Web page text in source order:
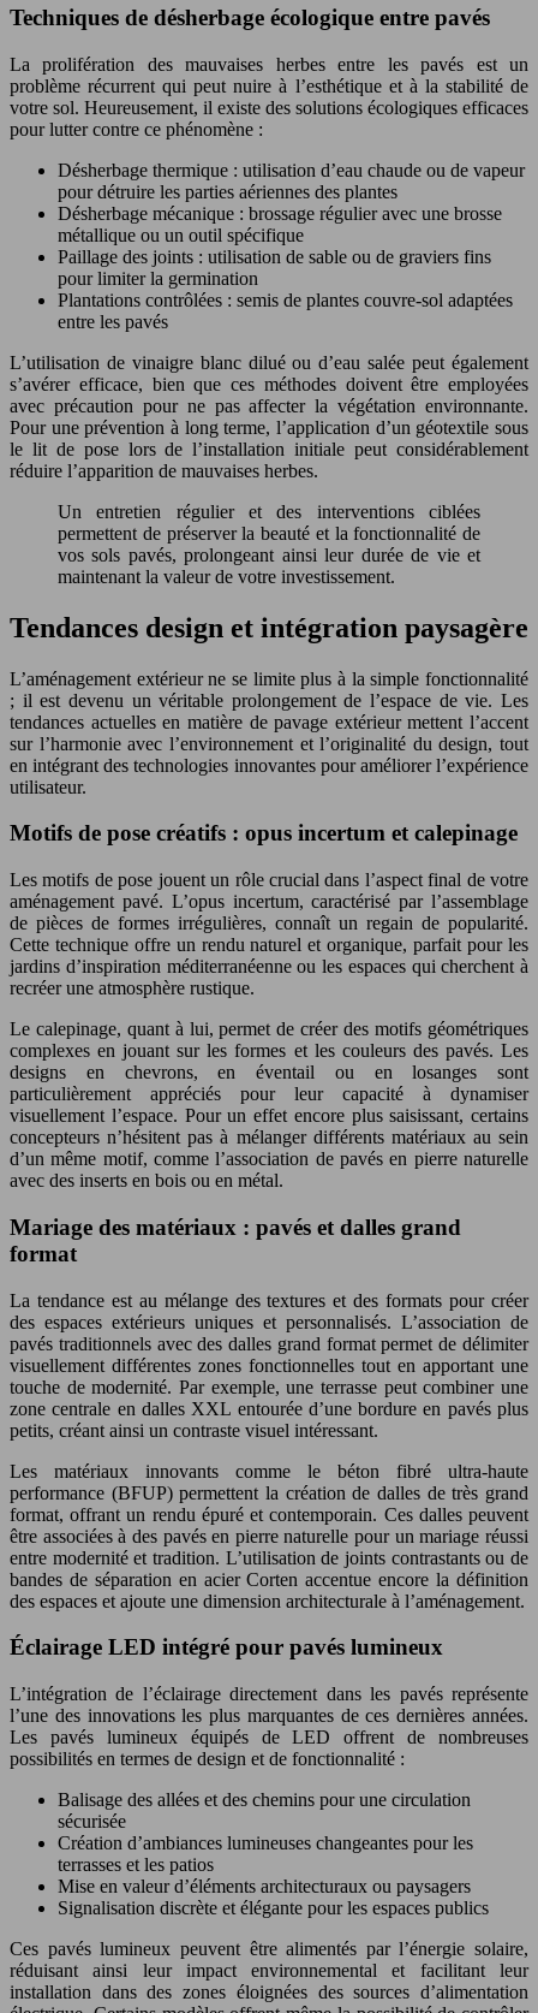
Techniques de désherbage écologique entre pavés
La prolifération des mauvaises herbes entre les pavés est un
problème récurrent qui peut nuire à l’esthétique et à la stabilité de
votre sol. Heureusement, il existe des solutions écologiques efficaces
pour lutter contre ce phénomène :
Désherbage thermique : utilisation d’eau chaude ou de vapeur
pour détruire les parties aériennes des plantes
Désherbage mécanique : brossage régulier avec une brosse
métallique ou un outil spécifique
Paillage des joints : utilisation de sable ou de graviers fins
pour limiter la germination
Plantations contrôlées : semis de plantes couvre-sol adaptées
entre les pavés
L’utilisation de vinaigre blanc dilué ou d’eau salée peut également
s’avérer efficace, bien que ces méthodes doivent être employées
avec précaution pour ne pas affecter la végétation environnante.
Pour une prévention à long terme, l’application d’un géotextile sous
le lit de pose lors de l’installation initiale peut considérablement
réduire l’apparition de mauvaises herbes.
Un entretien régulier et des interventions ciblées
permettent de préserver la beauté et la fonctionnalité de
vos sols pavés, prolongeant ainsi leur durée de vie et
maintenant la valeur de votre investissement.
Tendances design et intégration paysagère
L’aménagement extérieur ne se limite plus à la simple fonctionnalité
; il est devenu un véritable prolongement de l’espace de vie. Les
tendances actuelles en matière de pavage extérieur mettent l’accent
sur l’harmonie avec l’environnement et l’originalité du design, tout
en intégrant des technologies innovantes pour améliorer l’expérience
utilisateur.
Motifs de pose créatifs : opus incertum et calepinage
Les motifs de pose jouent un rôle crucial dans l’aspect final de votre
aménagement pavé. L’opus incertum, caractérisé par l’assemblage
de pièces de formes irrégulières, connaît un regain de popularité.
Cette technique offre un rendu naturel et organique, parfait pour les
jardins d’inspiration méditerranéenne ou les espaces qui cherchent à
recréer une atmosphère rustique.
Le calepinage, quant à lui, permet de créer des motifs géométriques
complexes en jouant sur les formes et les couleurs des pavés. Les
designs en chevrons, en éventail ou en losanges sont
particulièrement appréciés pour leur capacité à dynamiser
visuellement l’espace. Pour un effet encore plus saisissant, certains
concepteurs n’hésitent pas à mélanger différents matériaux au sein
d’un même motif, comme l’association de pavés en pierre naturelle
avec des inserts en bois ou en métal.
Mariage des matériaux : pavés et dalles grand
format
La tendance est au mélange des textures et des formats pour créer
des espaces extérieurs uniques et personnalisés. L’association de
pavés traditionnels avec des dalles grand format permet de délimiter
visuellement différentes zones fonctionnelles tout en apportant une
touche de modernité. Par exemple, une terrasse peut combiner une
zone centrale en dalles XXL entourée d’une bordure en pavés plus
petits, créant ainsi un contraste visuel intéressant.
Les matériaux innovants comme le béton fibré ultra-haute
performance (BFUP) permettent la création de dalles de très grand
format, offrant un rendu épuré et contemporain. Ces dalles peuvent
être associées à des pavés en pierre naturelle pour un mariage réussi
entre modernité et tradition. L’utilisation de joints contrastants ou de
bandes de séparation en acier Corten accentue encore la définition
des espaces et ajoute une dimension architecturale à l’aménagement.
Éclairage LED intégré pour pavés lumineux
L’intégration de l’éclairage directement dans les pavés représente
l’une des innovations les plus marquantes de ces dernières années.
Les pavés lumineux équipés de LED offrent de nombreuses
possibilités en termes de design et de fonctionnalité :
Balisage des allées et des chemins pour une circulation
sécurisée
Création d’ambiances lumineuses changeantes pour les
terrasses et les patios
Mise en valeur d’éléments architecturaux ou paysagers
Signalisation discrète et élégante pour les espaces publics
Ces pavés lumineux peuvent être alimentés par l’énergie solaire,
réduisant ainsi leur impact environnemental et facilitant leur
installation dans des zones éloignées des sources d’alimentation